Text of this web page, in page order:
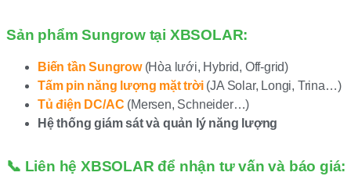
Sản phẩm Sungrow tại XBSOLAR:
Biến tần Sungrow(Hòa lưới, Hybrid, Off-grid)
Tấm pin năng lượng mặt trời(JA Solar, Longi, Trina…)
Tủ điện DC/AC (Mersen, Schneider…)
Hệ thống giám sát và quản lý năng lượng
📞 Liên hệ XBSOLAR để nhận tư vấn và báo giá: